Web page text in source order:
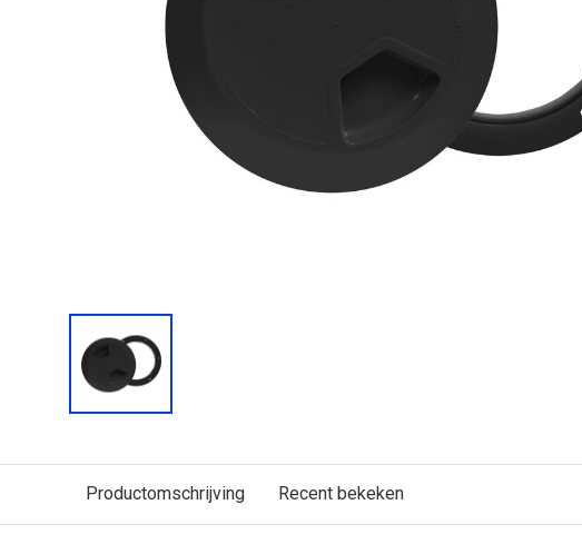
Productomschrijving Recent bekeken